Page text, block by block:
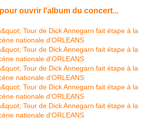
ouvrir l'album du concert...